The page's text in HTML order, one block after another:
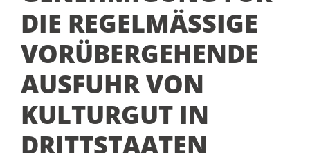
DIE REGELMÄSSIGE V
ORÜBERGEHENDE A
USFUHR VON K
ULTURGUT IN D
RITTSTAATEN B